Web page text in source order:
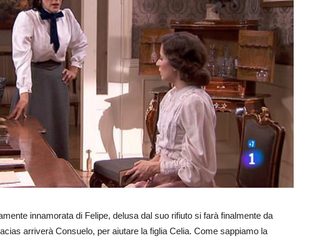
innamorata di Felipe, delusa dal suo rifiuto si farà finalmente da
arriverà Consuelo, per aiutare la figlia Celia. Come sappiamo la